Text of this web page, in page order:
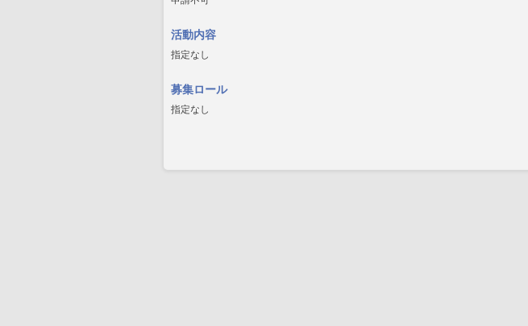
活動内容
指定なし
募集ロール
指定なし